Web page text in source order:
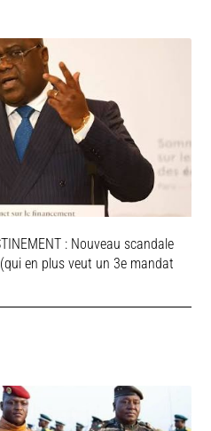
: Nouveau scandale
en plus veut un 3e mandat